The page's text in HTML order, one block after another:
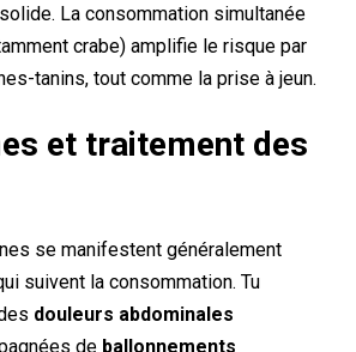
La consommation simultanée
crabe) amplifie le risque par
tanins, tout comme la prise à jeun.
et traitement des
se manifestent généralement
suivent la consommation. Tu
douleurs abdominales
de ballonnements